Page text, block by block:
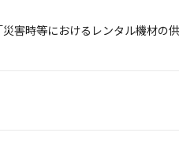
害時等におけるレンタル機材の